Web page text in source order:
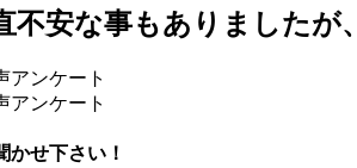
安な事もありましたが、
せ下さい！